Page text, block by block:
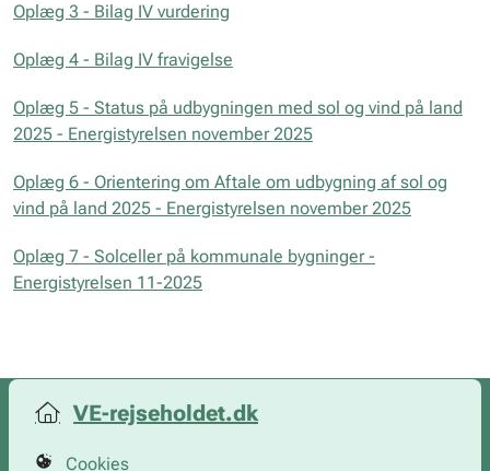
Oplæg 3 - Bilag IV vurdering
Oplæg 4 - Bilag IV fravigelse
Oplæg 5 - Status på udbygningen med sol og vind på land
2025 - Energistyrelsen november 2025
Oplæg 6 - Orientering om Aftale om udbygning af sol og
vind på land 2025 - Energistyrelsen november 2025
Oplæg 7 - Solceller på kommunale bygninger -
Energistyrelsen 11-2025
VE-rejseholdet.dk
Cookies